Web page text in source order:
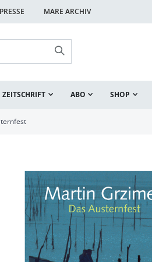
PRESSE MARE ARCHIV
ZEITSCHRIFT ABO SHOP